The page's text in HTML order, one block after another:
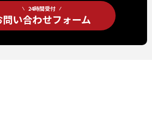
24時間受付
問い合わせフォーム